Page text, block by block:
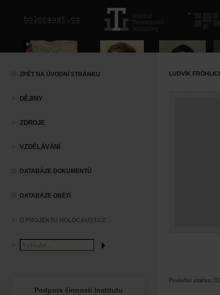
ZPĚT NA ÚVODNÍ STRÁNKU
DĚJINY
ZDROJE
VZDĚLÁVÁNÍ
DATABÁZE DOKUMENTŮ
DATABÁZE OBĚTÍ
O PROJEKTU HOLOCAUST.CZ
LUDVÍK
Poslední změna: